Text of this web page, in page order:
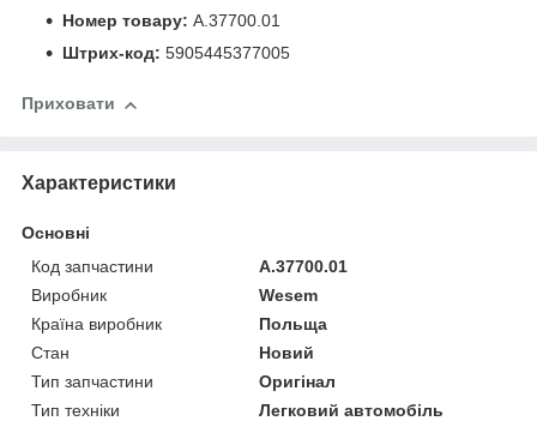
Номер товару: A.37700.01
Штрих-код: 5905445377005
Приховати
Характеристики
Основні
Код запчастини
A.37700.01
Виробник
Wesem
Країна виробник
Польща
Стан
Новий
Тип запчастини
Оригінал
Тип техніки
Легковий автомобіль